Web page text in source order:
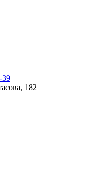
39
182